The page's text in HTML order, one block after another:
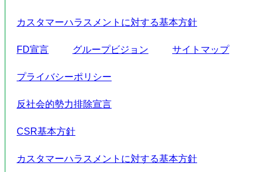
カスタマーハラスメントに対する基本方針
FD宣言 グループビジョン サイトマップ
プライバシーポリシー
反社会的勢力排除宣言
CSR基本方針
カスタマーハラスメントに対する基本方針